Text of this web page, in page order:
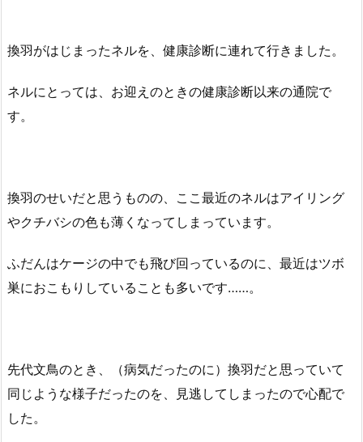
換羽がはじまったネルを、健康診断に連れて行きました。
ネルにとっては、お迎えのときの健康診断以来の通院で
す。
換羽のせいだと思うものの、ここ最近のネルはアイリング
やクチバシの色も薄くなってしまっています。
ふだんはケージの中でも飛び回っているのに、最近はツボ
巣におこもりしていることも多いです……。
先代文鳥のとき、（病気だったのに）換羽だと思っていて
同じような様子だったのを、見逃してしまったので心配で
した。